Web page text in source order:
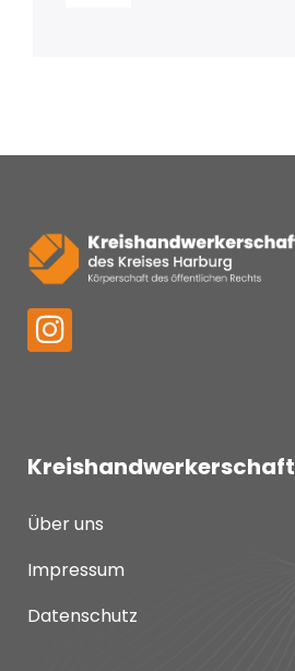
Kreishandwerkerschaft
Über uns
Impressum
Datenschutz